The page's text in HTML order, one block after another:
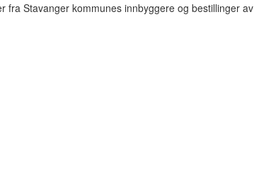
fra Stavanger kommunes innbyggere og bestillinger av